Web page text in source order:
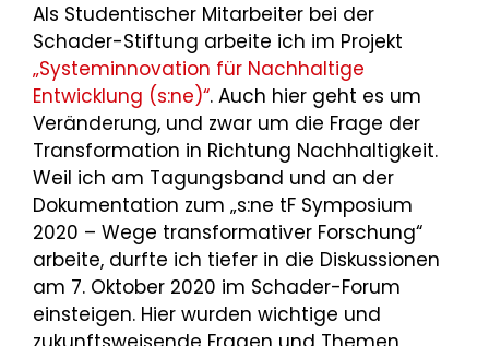
Als Studentischer Mitarbeiter bei der
Schader-Stiftung arbeite ich im Projekt
„Systeminnovation für Nachhaltige
Entwicklung (s:ne)“. Auch hier geht es um
Veränderung, und zwar um die Frage der
Transformation in Richtung Nachhaltigkeit.
Weil ich am Tagungsband und an der
Dokumentation zum „s:ne tF Symposium
2020 – Wege transformativer Forschung“
arbeite, durfte ich tiefer in die Diskussionen
am 7. Oktober 2020 im Schader-Forum
einsteigen. Hier wurden wichtige und